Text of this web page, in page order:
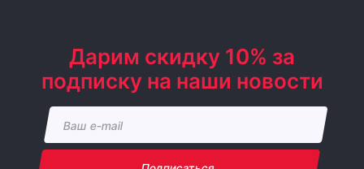
Дарим скидку 10% за
подписку на наши новости